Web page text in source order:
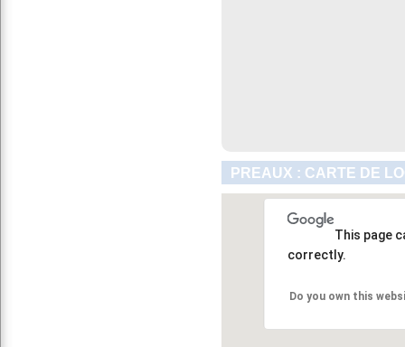
PREAUX : CARTE DE
This page
correctly.
Do you own this